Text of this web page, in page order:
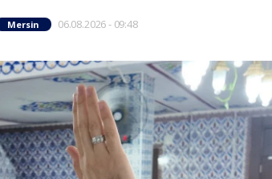
Mersin 06.08.2026 - 09:48